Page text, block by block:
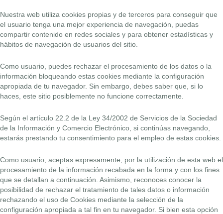
Nuestra web utiliza cookies propias y de terceros para conseguir que
el usuario tenga una mejor experiencia de navegación, puedas
compartir contenido en redes sociales y para obtener estadísticas y
hábitos de navegación de usuarios del sitio.
Como usuario, puedes rechazar el procesamiento de los datos o la
información bloqueando estas cookies mediante la configuración
apropiada de tu navegador. Sin embargo, debes saber que, si lo
haces, este sitio posiblemente no funcione correctamente.
Según el artículo 22.2 de la Ley 34/2002 de Servicios de la Sociedad
de la Información y Comercio Electrónico, si continúas navegando,
estarás prestando tu consentimiento para el empleo de estas cookies.
Como usuario, aceptas expresamente, por la utilización de esta web el
procesamiento de la información recabada en la forma y con los fines
que se detallan a continuación. Asimismo, reconoces conocer la
posibilidad de rechazar el tratamiento de tales datos o información
rechazando el uso de Cookies mediante la selección de la
configuración apropiada a tal fin en tu navegador. Si bien esta opción